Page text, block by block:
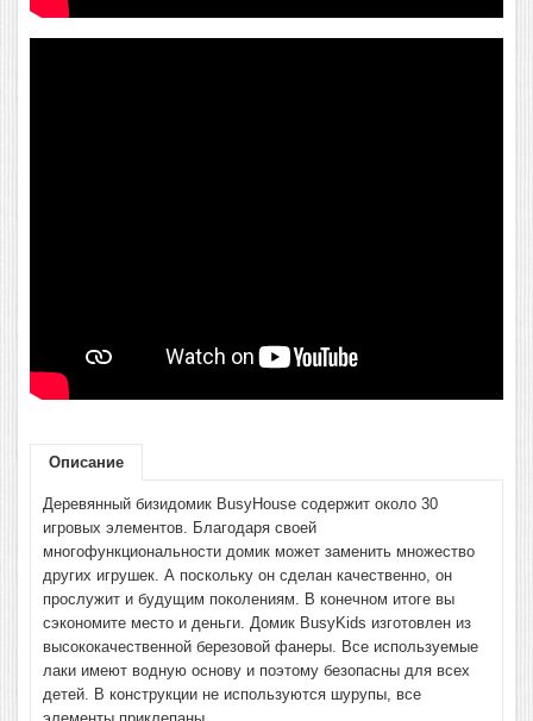
Описание
Деревянный бизидомик BusyHouse содержит около 30
игровых элементов. Благодаря своей
многофункциональности домик может заменить множество
других игрушек. А поскольку он сделан качественно, он
прослужит и будущим поколениям. В конечном итоге вы
сэкономите место и деньги. Домик BusyKids изготовлен из
высококачественной березовой фанеры. Все используемые
лаки имеют водную основу и поэтому безопасны для всех
детей. В конструкции не используются шурупы, все